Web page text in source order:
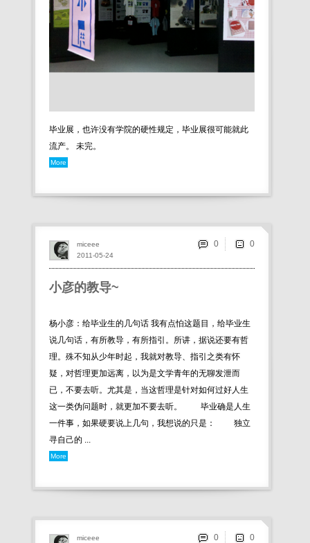
毕业展，也许没有学院的硬性规定，毕业展很可能就此
流产。 未完。
More
小彦的教导~
杨小彦：给毕业生的几句话 我有点怕这题目，给毕业生
说几句话，有所教导，有所指引。所讲，据说还要有哲
理。殊不知从少年时起，我就对教导、指引之类有怀
疑，对哲理更加远离，以为是文学青年的无聊发泄而
已，不要去听。尤其是，当这哲理是针对如何过好人生
这一类伪问题时，就更加不要去听。 毕业确是人生
一件事，如果硬要说上几句，我想说的只是： 独立
寻自己的 ...
More
2011-05-24
miceee 0
miceee 0